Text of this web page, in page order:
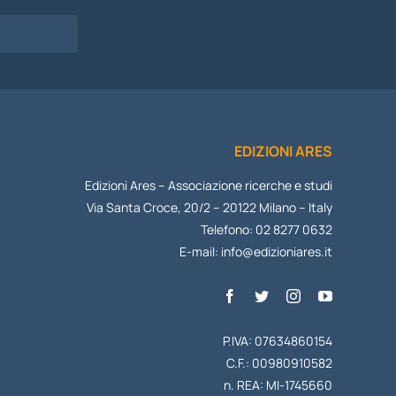
EDIZIONI ARES
Edizioni Ares – Associazione ricerche e studi
Via Santa Croce, 20/2 – 20122 Milano – Italy
Telefono: 02 8277 0632
E-mail: info@edizioniares.it
P.IVA: 07634860154
C.F.: 00980910582
n. REA: MI-1745660